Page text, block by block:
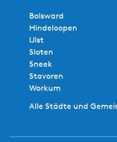
Bolsward
Hindeloopen
IJlst
Sloten
Sneek
Stavoren
Workum
Alle Städte und